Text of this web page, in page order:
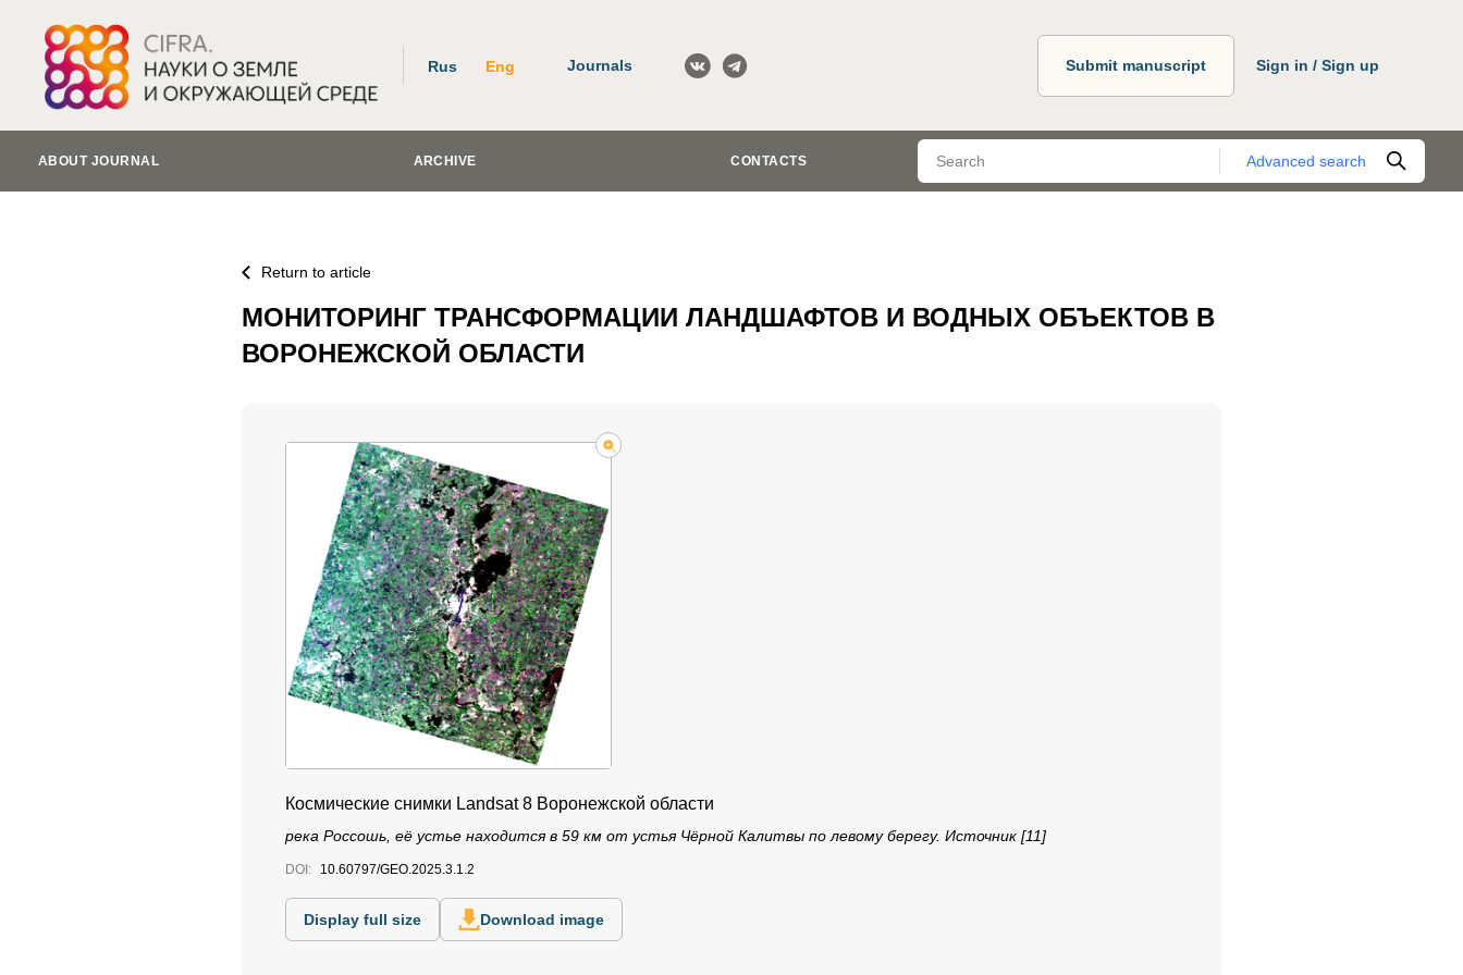
Rus Eng Journals Submit manuscript Sign in / Sign up
ABOUT JOURNAL ARCHIVE CONTACTS Advanced search
Return to article
МОНИТОРИНГ ТРАНСФОРМАЦИИ ЛАНДШАФТОВ И ВОДНЫХ ОБЪЕКТОВ В
ВОРОНЕЖСКОЙ ОБЛАСТИ
Космические снимки Landsat 8 Воронежской области
река Россошь, её устье находится в 59 км от устья Чёрной Калитвы по левому берегу. Источник [11]
DOI: 10.60797/GEO.2025.3.1.2
Display full size Download image